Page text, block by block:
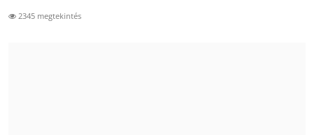
2345 megtekintés